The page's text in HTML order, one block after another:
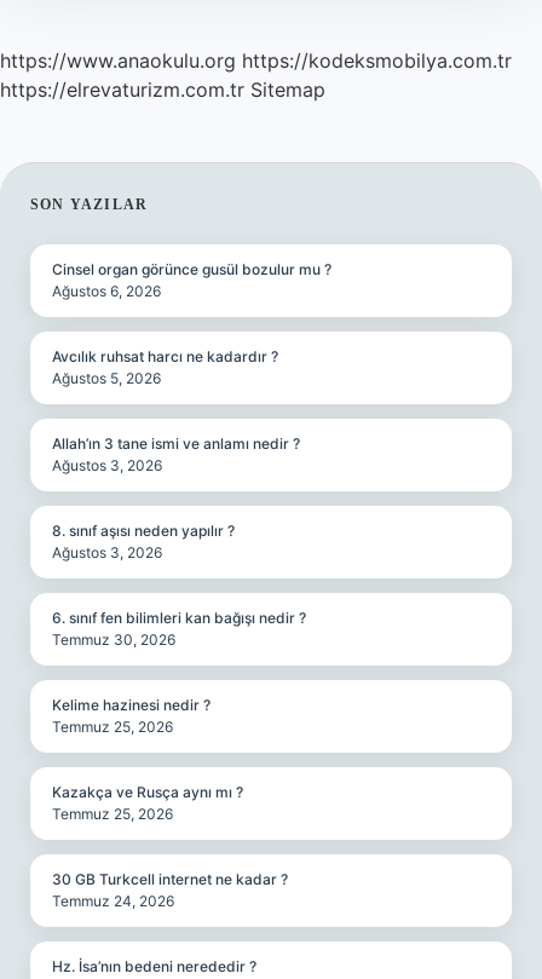
https://www.anaokulu.org https://kodeksmobilya.com.tr
https://elrevaturizm.com.tr Sitemap
SIDEBAR
SON YAZILAR
Cinsel organ görünce gusül bozulur mu ?
Ağustos 6, 2026
Avcılık ruhsat harcı ne kadardır ?
Ağustos 5, 2026
Allah’ın 3 tane ismi ve anlamı nedir ?
Ağustos 3, 2026
8. sınıf aşısı neden yapılır ?
Ağustos 3, 2026
6. sınıf fen bilimleri kan bağışı nedir ?
Temmuz 30, 2026
Kelime hazinesi nedir ?
Temmuz 25, 2026
Kazakça ve Rusça aynı mı ?
Temmuz 25, 2026
30 GB Turkcell internet ne kadar ?
Temmuz 24, 2026
Hz. İsa’nın bedeni nerededir ?